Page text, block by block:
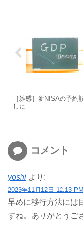
［雑感］新NISAの予約
した
コメント
yoshi より:
2023年11月12日 12:13 PM
早めに移行方法には
すね。ありがとうご